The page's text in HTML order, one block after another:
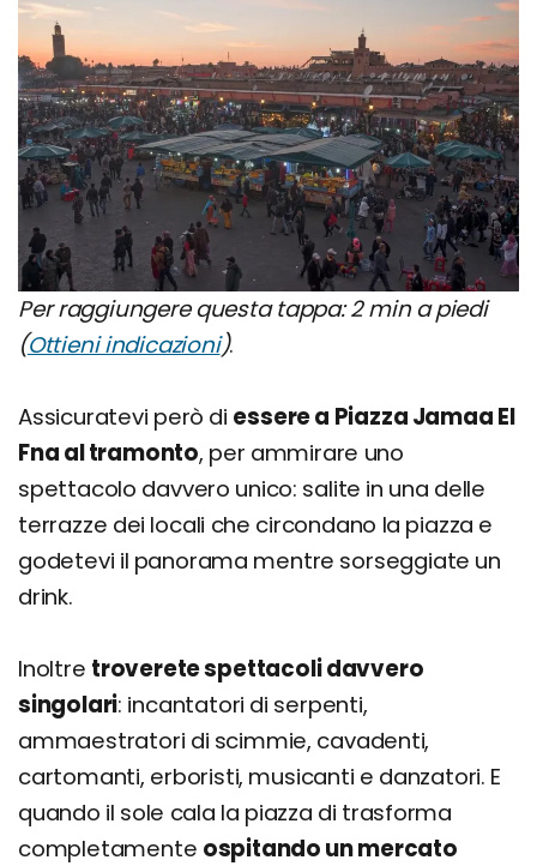
Per raggiungere questa tappa: 2 min a piedi
(Ottieni indicazioni).
Assicuratevi però di essere a Piazza Jamaa El
Fna al tramonto, per ammirare uno
spettacolo davvero unico: salite in una delle
terrazze dei locali che circondano la piazza e
godetevi il panorama mentre sorseggiate un
drink.
Inoltre troverete spettacoli davvero
singolari: incantatori di serpenti,
ammaestratori di scimmie, cavadenti,
cartomanti, erboristi, musicanti e danzatori. E
quando il sole cala la piazza di trasforma
completamente ospitando un mercato